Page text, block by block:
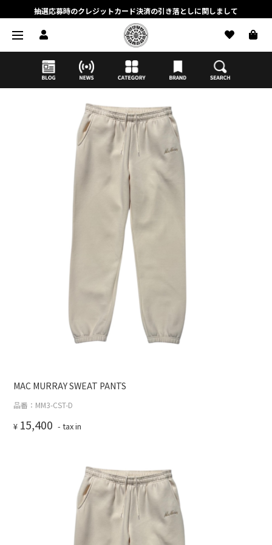
抽選応募時のクレジットカード決済の引き落としに関しまして
【応募前に必ずお読みください】抽選応募に関する注意事項
MORTAR ONLINE STOREの会員に関しまして
MAC MURRAY SWEAT PANTS
品番：MM3-CST-D
¥ 15,400 - tax in